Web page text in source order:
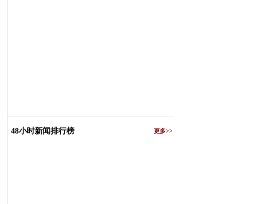
48小时新闻排行榜 更多>>